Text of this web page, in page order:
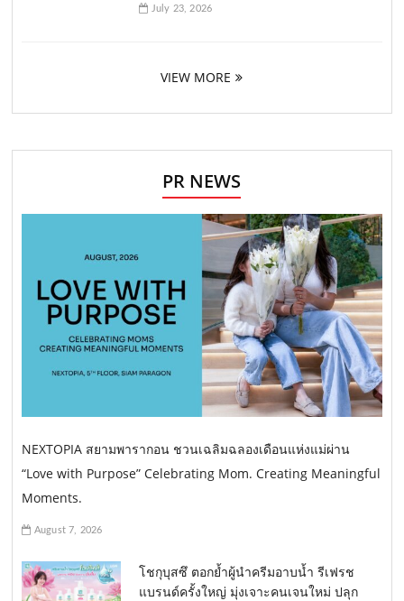
July 23, 2026
VIEW MORE
PR NEWS
NEXTOPIA สยามพารากอน ชวนเฉลิมฉลองเดือนแห่งแม่ผ่าน
“Love with Purpose” Celebrating Mom. Creating Meaningful
Moments.
August 7, 2026
โชกุบุสซึ ตอกย้ำผู้นำครีมอาบน้ำ รีเฟรช
แบรนด์ครั้งใหญ่ มุ่งเจาะคนเจนใหม่ ปลุก